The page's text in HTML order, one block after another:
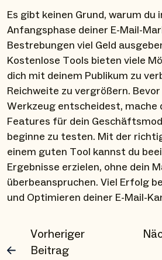
Es gibt keinen Grund, warum du
Anfangsphase deiner E-Mail-
Bestrebungen viel Geld
Kostenlose Tools bieten viele
dich mit deinem Publikum zu
Reichweite zu vergrößern.
Werkzeug entscheidest, mache
Features für dein
beginne zu testen. Mit der
einem guten Tool kannst du
Ergebnisse erzielen, ohne dein
überbeanspruchen. Viel Erfolg
und Optimieren deiner E-Mail-
Vorheriger
Beitrag